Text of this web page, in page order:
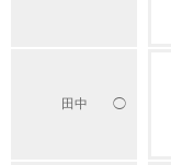
田中 ◯